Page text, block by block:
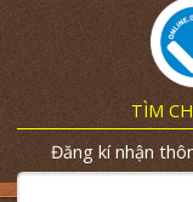
TÌM
Đăng kí nhận